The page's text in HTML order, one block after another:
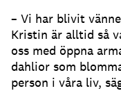
– Vi har blivit
Kristin är alltid så
oss med öppna
dahlior som
person i våra liv,